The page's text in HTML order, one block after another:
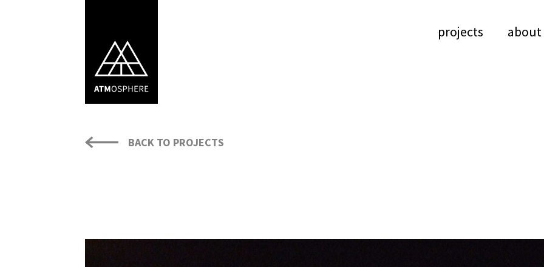
projects about
BACK TO PROJECTS